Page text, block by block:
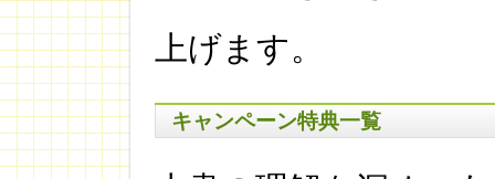
上げます。
キャンペーン特典一覧